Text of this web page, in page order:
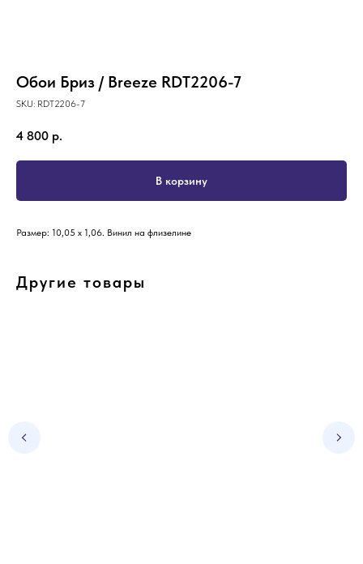
Обои Бриз / Breeze RDT2206-7
SKU: RDT2206-7
4 800 р.
В корзину
Размер: 10,05 х 1,06. Винил на флизелине
Другие товары